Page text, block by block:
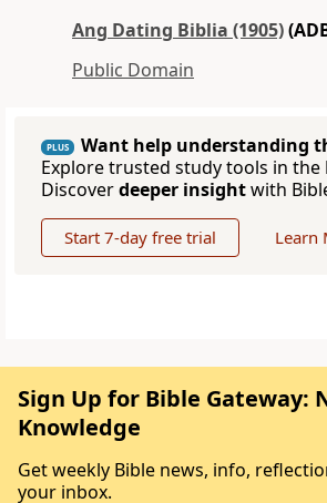
Ang Dating Biblia (1905)
Public Domain
PLUS
Want help understanding
Explore trusted study tools in the
Discoverdeeper insightwith
Start 7-day free trial Learn
Sign Up for Bible Gateway:
Knowledge
Get weekly Bible news, info,
your inbox.